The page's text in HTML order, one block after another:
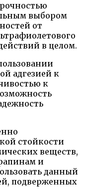
выбором
от
в целом.
адгезией к
к
стойкости
веществ,
и
данный
подверженных